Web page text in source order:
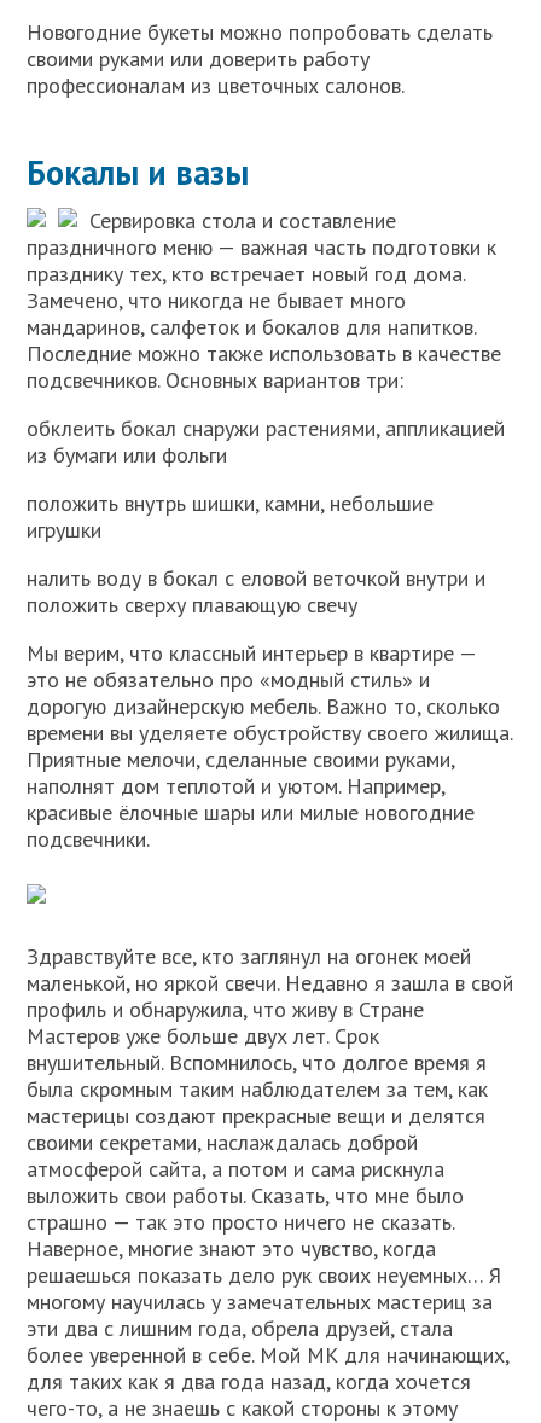
Новогодние букеты можно попробовать сделать
своими руками или доверить работу
профессионалам из цветочных салонов.
Бокалы и вазы
Сервировка стола и составление
праздничного меню — важная часть подготовки к
празднику тех, кто встречает новый год дома.
Замечено, что никогда не бывает много
мандаринов, салфеток и бокалов для напитков.
Последние можно также использовать в качестве
подсвечников. Основных вариантов три:
обклеить бокал снаружи растениями, аппликацией
из бумаги или фольги
положить внутрь шишки, камни, небольшие
игрушки
налить воду в бокал с еловой веточкой внутри и
положить сверху плавающую свечу
Мы верим, что классный интерьер в квартире —
это не обязательно про «модный стиль» и
дорогую дизайнерскую мебель. Важно то, сколько
времени вы уделяете обустройству своего жилища.
Приятные мелочи, сделанные своими руками,
наполнят дом теплотой и уютом. Например,
красивые ёлочные шары или милые новогодние
подсвечники.
Здравствуйте все, кто заглянул на огонек моей
маленькой, но яркой свечи. Недавно я зашла в свой
профиль и обнаружила, что живу в Стране
Мастеров уже больше двух лет. Срок
внушительный. Вспомнилось, что долгое время я
была скромным таким наблюдателем за тем, как
мастерицы создают прекрасные вещи и делятся
своими секретами, наслаждалась доброй
атмосферой сайта, а потом и сама рискнула
выложить свои работы. Сказать, что мне было
страшно — так это просто ничего не сказать.
Наверное, многие знают это чувство, когда
решаешься показать дело рук своих неуемных… Я
многому научилась у замечательных мастериц за
эти два с лишним года, обрела друзей, стала
более уверенной в себе. Мой МК для начинающих,
для таких как я два года назад, когда хочется
чего-то, а не знаешь с какой стороны к этому